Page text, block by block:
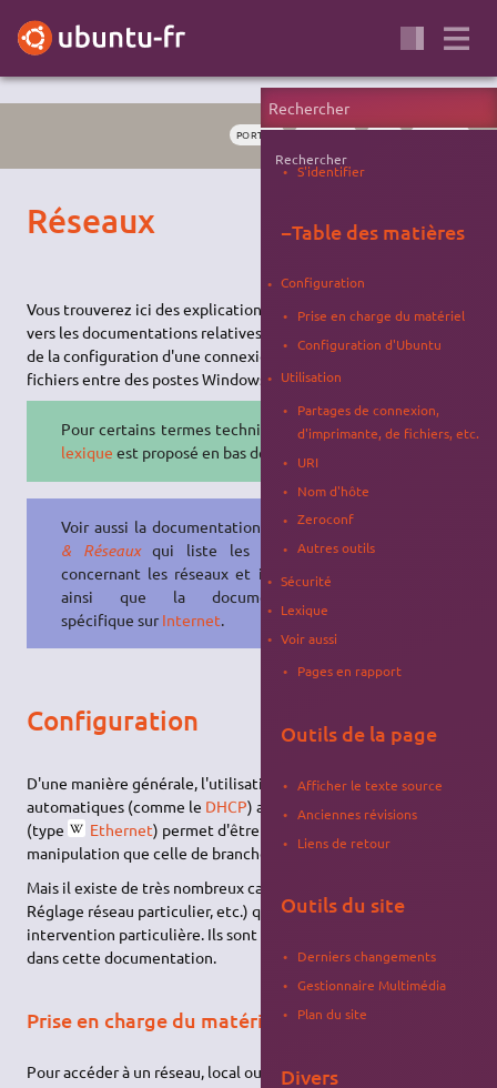
PORTAIL INTERNET WEB PARTAGE
Réseaux
Vous trouverez ici des explications et liens
vers les documentations relatives à Internet et aux
de la configuration d'une connexion à
Internetaux partages de
fichiers entre des postes Windows et Linux…
Pour certains termes techniques, un
lexique est proposé en bas de page.
Voir aussi la documentation
Internet
& Réseauxqui liste les logiciels
concernant les réseaux et internet,
ainsi que la documentation
spécifique surInternet.
Configuration
D'une manière générale, l'utilisation des paramètres
automatiques (comme le DHCP) avec une connexion filaire
(type
Ethernet) permet d'être connecté sans aucune autre
manipulation que celle de brancher le câble réseau.
Mais il existe de très nombreux cas de figure (Wifi,
Réglage réseau particulier, etc.) qui peuvent nécessiter une
intervention particulière. Ils sont détaillés autant que possible
dans cette documentation.
Prise en charge du matériel
Pour accéder à un réseau, local ou Internet, il faut que
Rechercher
S'identifier
−Table des matières
Configuration
Prise en charge du matériel
Configuration d'Ubuntu
Utilisation
Partages de connexion,
d'imprimante, de fichiers, etc.
URI
Nom d'hôte
Zeroconf
Autres outils
Sécurité
Lexique
Voir aussi
Pages en rapport
Outils de la page
Afficher le texte source
Anciennes révisions
Liens de retour
Outils du site
Derniers changements
Gestionnaire Multimédia
Plan du site
Divers